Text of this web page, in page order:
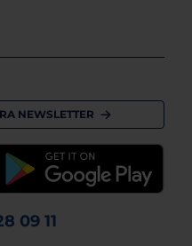
NEWSLETTER
09 11